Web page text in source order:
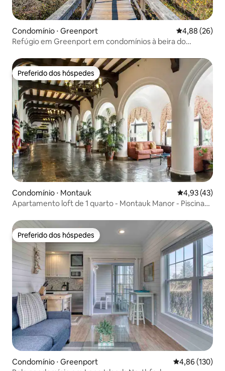
Condomínio ⋅ Greenport 4,88 de uma
4,88 (26)
Refúgio em Greenport em condomínios à beira do
Preferido dos hóspedes
Preferido dos hóspedes
Condomínio ⋅ Montauk 4,93 de uma
4,93 (43)
Apartamento loft de 1 quarto - Montauk Manor - Piscinas,
Preferido dos hóspedes
Preferido dos hóspedes
Condomínio ⋅ Greenport 4,86 de uma
4,86 (130)